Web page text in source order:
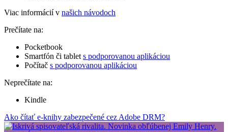
Viac informácií v našich návodoch
Prečítate na:
Pocketbook
Smartfón či tablet s podporovanou aplikáciou
Počítač s podporovanou aplikáciou
Neprečítate na:
Kindle
Ako čítať e-knihy zabezpečené cez Adobe DRM?